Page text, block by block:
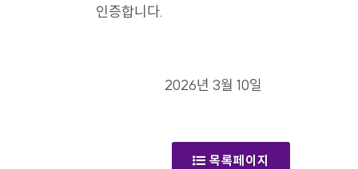
인증합니다.
2026년 3월 10일
목록페이지